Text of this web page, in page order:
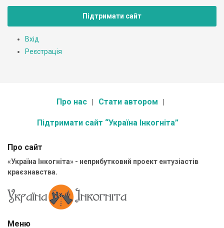
Підтримати сайт
Вхід
Реєстрація
Про нас Стати автором
Підтримати сайт “Україна Інкогніта”
Про сайт
«Україна Інкогніта» - неприбутковий проект ентузіастів
краєзнавства.
Меню